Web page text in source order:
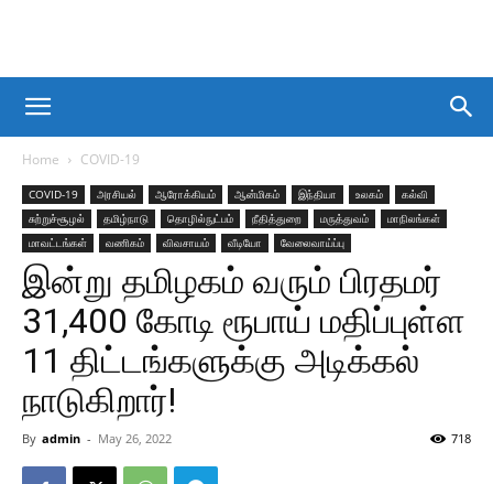
Home COVID-19
COVID-19 அரசியல் ஆரோக்கியம் ஆன்மிகம் இந்தியா உலகம்
கல்வி
சுற்றுச்சூழல்
தமிழ்நாடு தொழில்நுட்பம் நீதித்துறை மருத்துவம்
மாநிலங்கள்
மாவட்டங்கள்
வணிகம் விவசாயம் வீடியோ வேலைவாய்ப்பு
இன்று தமிழகம் வரும் பிரதமர்
31,400 கோடி ரூபாய் மதிப்புள்ள
11 திட்டங்களுக்கு அடிக்கல்
நாடுகிறார்!
By admin - May 26, 2022 718